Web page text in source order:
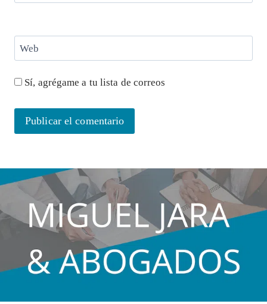
Web
Sí, agrégame a tu lista de correos